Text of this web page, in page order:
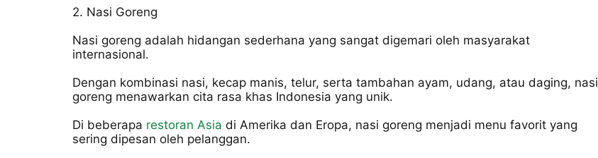
2. Nasi Goreng
Nasi goreng adalah hidangan sederhana yang sangat digemari oleh masyarakat
internasional.
Dengan kombinasi nasi, kecap manis, telur, serta tambahan ayam, udang, atau daging, nasi
goreng menawarkan cita rasa khas Indonesia yang unik.
Di beberapa restoran Asia di Amerika dan Eropa, nasi goreng menjadi menu favorit yang
sering dipesan oleh pelanggan.